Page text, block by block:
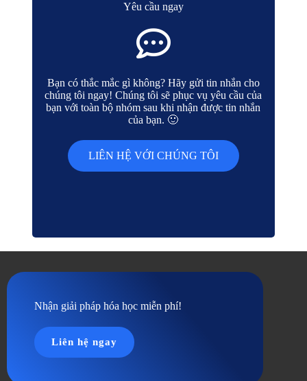
Yêu cầu ngay
Bạn có thắc mắc gì không? Hãy gửi tin nhắn cho
chúng tôi ngay! Chúng tôi sẽ phục vụ yêu cầu của
bạn với toàn bộ nhóm sau khi nhận được tin nhắn
của bạn. 🙂
LIÊN HỆ VỚI CHÚNG TÔI
Nhận giải pháp hóa học miễn phí!
Liên hệ ngay